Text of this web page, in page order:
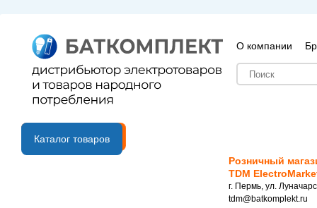
О компании
B2B портал
Каталог товаров
Розничный
TDM
г. Пермь, ул.
tdm@batkomplekt.ru